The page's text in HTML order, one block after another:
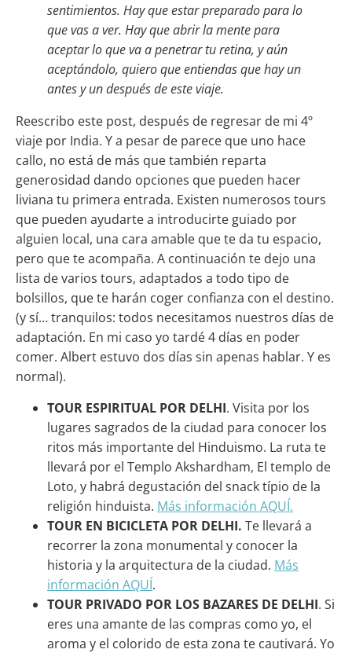
sentimientos. Hay que estar preparado para lo
que vas a ver. Hay que abrir la mente para
aceptar lo que va a penetrar tu retina, y aún
aceptándolo, quiero que entiendas que hay un
antes y un después de este viaje.
Reescribo este post, después de regresar de mi 4º
viaje por India. Y a pesar de parece que uno hace
callo, no está de más que también reparta
generosidad dando opciones que pueden hacer
liviana tu primera entrada. Existen numerosos tours
que pueden ayudarte a introducirte guiado por
alguien local, una cara amable que te da tu espacio,
pero que te acompaña. A continuación te dejo una
lista de varios tours, adaptados a todo tipo de
bolsillos, que te harán coger confianza con el destino.
(y sí… tranquilos: todos necesitamos nuestros días de
adaptación. En mi caso yo tardé 4 días en poder
comer. Albert estuvo dos días sin apenas hablar. Y es
normal).
TOUR ESPIRITUAL POR DELHI. Visita por los
lugares sagrados de la ciudad para conocer los
ritos más importante del Hinduismo. La ruta te
llevará por el Templo Akshardham, El templo de
Loto, y habrá degustación del snack típio de la
religión hinduista. Más información AQUÍ.
TOUR EN BICICLETA POR DELHI. Te llevará a
recorrer la zona monumental y conocer la
historia y la arquitectura de la ciudad. Más
información AQUÍ.
TOUR PRIVADO POR LOS BAZARES DE DELHI. Si
eres una amante de las compras como yo, el
aroma y el colorido de esta zona te cautivará. Yo